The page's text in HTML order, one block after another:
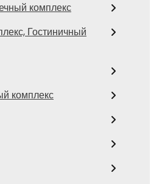
комплекс
Гостиничный
комплекс